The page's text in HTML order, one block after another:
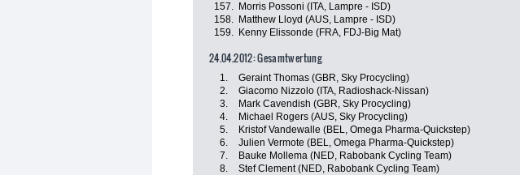
157.
Morris Possoni (ITA, Lampre - ISD)
158.
Matthew Lloyd (AUS, Lampre - ISD)
159.
Kenny Elissonde (FRA, FDJ-Big Mat)
24.04.2012: Gesamtwertung
1. Geraint Thomas (GBR, Sky Procycling)
2.
Giacomo Nizzolo (ITA, Radioshack-Nissan)
3.
Mark Cavendish (GBR, Sky Procycling)
4.
Michael Rogers (AUS, Sky Procycling)
5.
Kristof Vandewalle (BEL, Omega Pharma-Quickstep)
6.
Julien Vermote (BEL, Omega Pharma-Quickstep)
7.
Bauke Mollema (NED, Rabobank Cycling Team)
8.
Stef Clement (NED, Rabobank Cycling Team)